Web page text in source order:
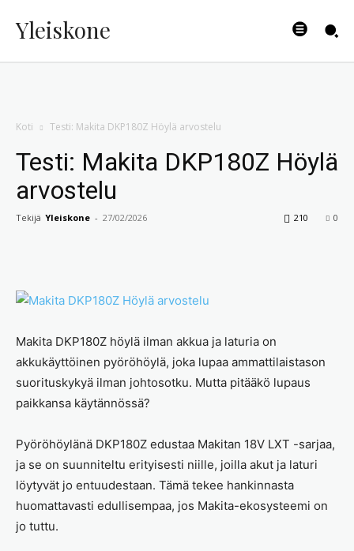
Yleiskone
Koti Testi: Makita DKP180Z Höylä arvostelu
Testi: Makita DKP180Z Höylä
arvostelu
Tekijä Yleiskone - 27/02/2026 0
210
Makita DKP180Z höylä ilman akkua ja laturia on
akkukäyttöinen pyöröhöylä, joka lupaa ammattilaistason
suorituskykyä ilman johtosotku. Mutta pitääkö lupaus
paikkansa käytännössä?
Pyöröhöylänä DKP180Z edustaa Makitan 18V LXT -sarjaa,
ja se on suunniteltu erityisesti niille, joilla akut ja laturi
löytyvät jo entuudestaan. Tämä tekee hankinnasta
huomattavasti edullisempaa, jos Makita-ekosysteemi on
jo tuttu.